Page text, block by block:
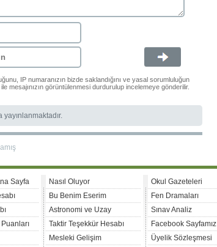
IP numaranızın bizde saklandığını ve yasal sorumluluğun
mesajınızın görüntülenmesi durdurulup incelemeye gönderilir.
Sayfa
Nasıl Oluyor
Bu Benim Eserim
Astronomi ve Uzay
Taktir Teşekkür Hesabı
Mesleki Gelişim
Okul Gazeteleri
Fen Dramaları
Sınav Analiz
Facebook Sayfamız
Üyelik Sözleşmesi